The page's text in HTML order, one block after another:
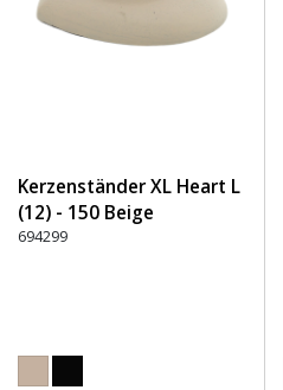
Kerzenständer XL Heart L
(12) - 150 Beige
694299